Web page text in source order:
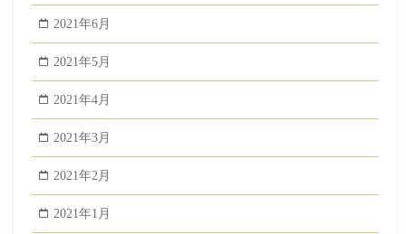
2021年6月
2021年5月
2021年4月
2021年3月
2021年2月
2021年1月